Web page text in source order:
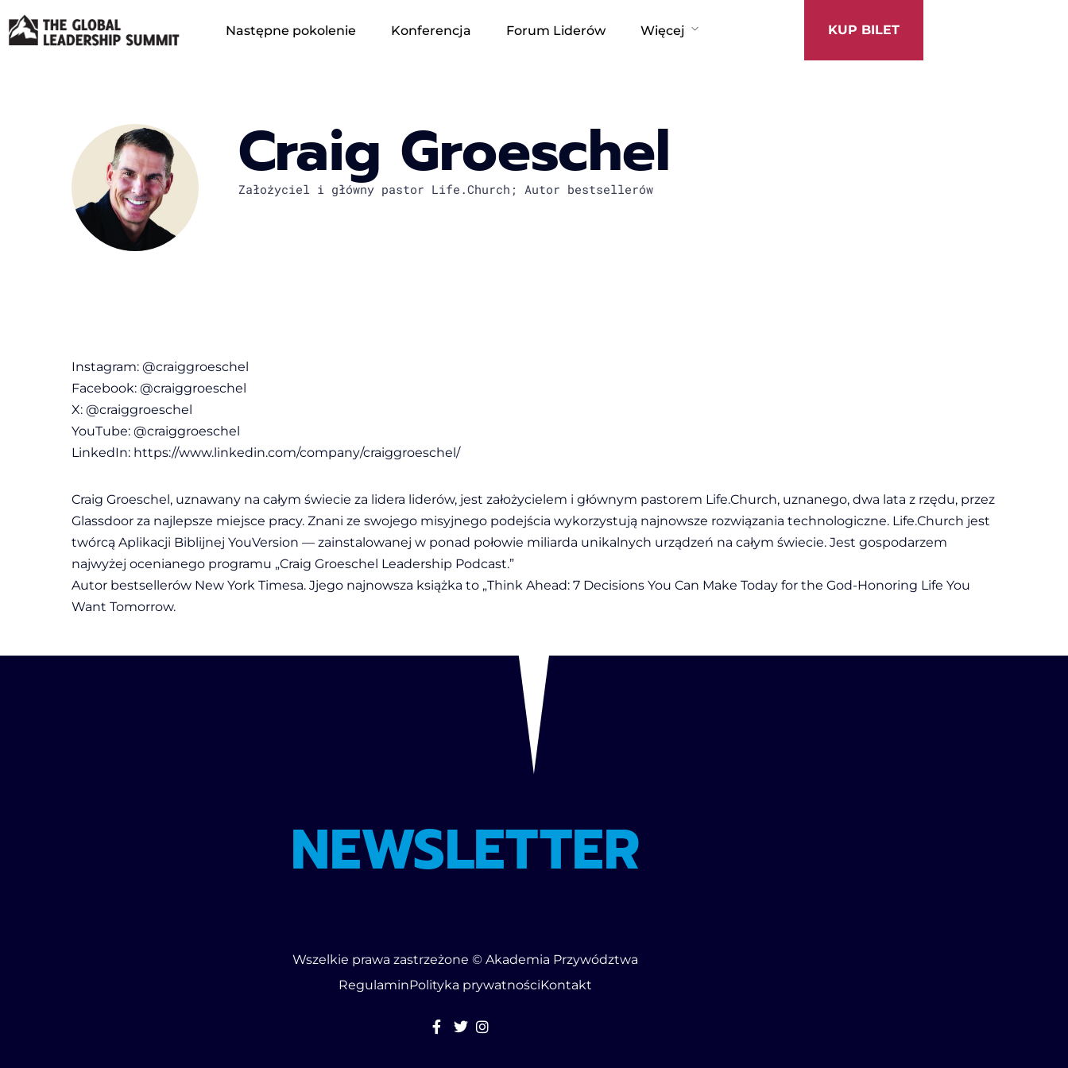
Następne pokolenie Konferencja Forum Liderów Więcej KUP BILET
Craig Groeschel
Założyciel i główny pastor Life.Church; Autor bestsellerów
Instagram: @craiggroeschel
Facebook: @craiggroeschel
X: @craiggroeschel
YouTube: @craiggroeschel
LinkedIn: https://www.linkedin.com/company/craiggroeschel/
Craig Groeschel, uznawany na całym świecie za lidera liderów, jest założycielem i głównym pastorem Life.Church, uznanego, dwa lata z rzędu, przez
Glassdoor za najlepsze miejsce pracy. Znani ze swojego misyjnego podejścia wykorzystują najnowsze rozwiązania technologiczne. Life.Church jest
twórcą Aplikacji Biblijnej YouVersion — zainstalowanej w ponad połowie miliarda unikalnych urządzeń na całym świecie. Jest gospodarzem
najwyżej ocenianego programu „Craig Groeschel Leadership Podcast.”
Autor bestsellerów New York Timesa. Jjego najnowsza książka to „Think Ahead: 7 Decisions You Can Make Today for the God-Honoring Life You
Want Tomorrow.
NEWSLETTER
Wszelkie prawa zastrzeżone © Akademia Przywództwa
RegulaminPolityka prywatnościKontakt